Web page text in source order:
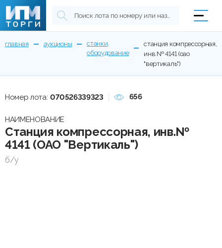
главная аукционы
станки,
оборудование
станция компрессорная,
инв.№ 4141 (оао
"вертикаль")
Номер лота: 070526339323 656
НАИМЕНОВАНИЕ
Станция компрессорная, инв.№
4141 (ОАО "Вертикаль")
б/у